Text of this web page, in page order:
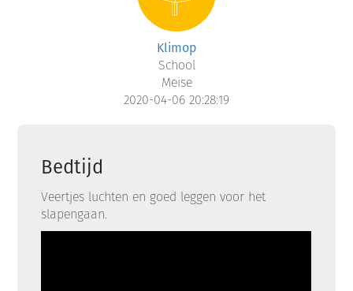
Klimop
School
Meise
2020-04-06 20:28:19
Bedtijd
Veertjes luchten en goed leggen voor het
slapengaan.